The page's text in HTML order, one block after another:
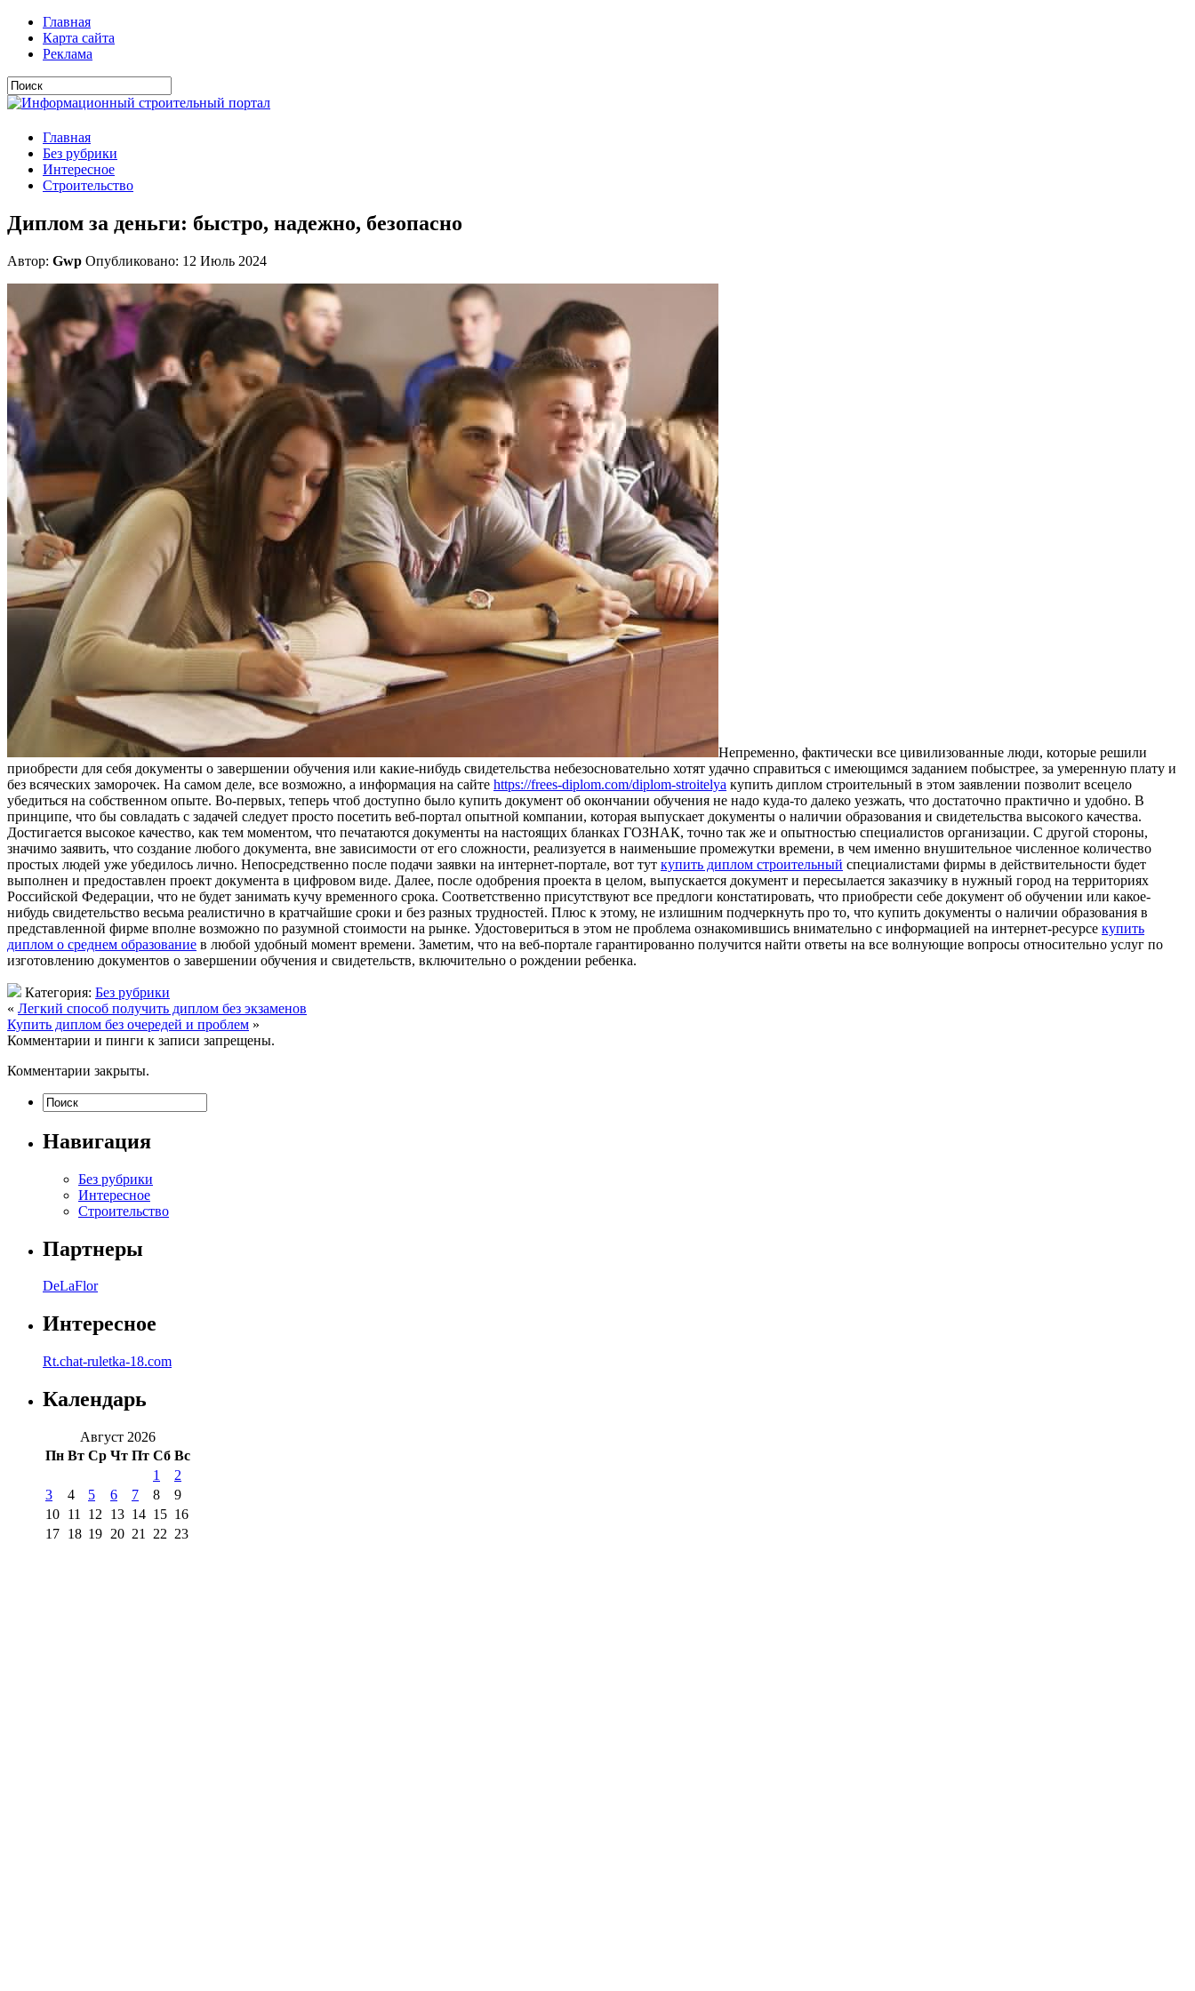
Главная
Карта сайта
Реклама
Главная
Без рубрики
Интересное
Строительство
Диплом за деньги: быстро, надежно, безопасно
Автор: Gwp Опубликовано: 12 Июль 2024
Непременно, фактически все цивилизованные люди, которые решили
приобрести для себя документы о завершении обучения или какие-нибудь свидетельства небезосновательно хотят удачно справиться с имеющимся заданием побыстрее, за умеренную плату и
без всяческих заморочек. На самом деле, все возможно, а информация на сайте https://frees-diplom.com/diplom-stroitelya купить диплом строительный в этом заявлении позволит всецело
убедиться на собственном опыте. Во-первых, теперь чтоб доступно было купить документ об окончании обучения не надо куда-то далеко уезжать, что достаточно практично и удобно. В
принципе, что бы совладать с задачей следует просто посетить веб-портал опытной компании, которая выпускает документы о наличии образования и свидетельства высокого качества.
Достигается высокое качество, как тем моментом, что печатаются документы на настоящих бланках ГОЗНАК, точно так же и опытностью специалистов организации. С другой стороны,
значимо заявить, что создание любого документа, вне зависимости от его сложности, реализуется в наименьшие промежутки времени, в чем именно внушительное численное количество
простых людей уже убедилось лично. Непосредственно после подачи заявки на интернет-портале, вот тут купить диплом строительный специалистами фирмы в действительности будет
выполнен и предоставлен проект документа в цифровом виде. Далее, после одобрения проекта в целом, выпускается документ и пересылается заказчику в нужный город на территориях
Российской Федерации, что не будет занимать кучу временного срока. Соответственно присутствуют все предлоги констатировать, что приобрести себе документ об обучении или какое-
нибудь свидетельство весьма реалистично в кратчайшие сроки и без разных трудностей. Плюс к этому, не излишним подчеркнуть про то, что купить документы о наличии образования в
представленной фирме вполне возможно по разумной стоимости на рынке. Удостовериться в этом не проблема ознакомившись внимательно с информацией на интернет-ресурсе купить
диплом о среднем образование в любой удобный момент времени. Заметим, что на веб-портале гарантированно получится найти ответы на все волнующие вопросы относительно услуг по
изготовлению документов о завершении обучения и свидетельств, включительно о рождении ребенка.
Категория: Без рубрики
« Легкий способ получить диплом без экзаменов
Купить диплом без очередей и проблем »
Комментарии и пинги к записи запрещены.
Комментарии закрыты.
Навигация
Без рубрики
Интересное
Строительство
Партнеры
DeLaFlor
Интересное
Rt.chat-ruletka-18.com
Календарь
Август 2026
Пн Вт Ср Чт Пт Сб Вс
1
2
3
4 5 6 7 8
9
10 11 12 13 14 15 16
17 18 19 20 21 22 23